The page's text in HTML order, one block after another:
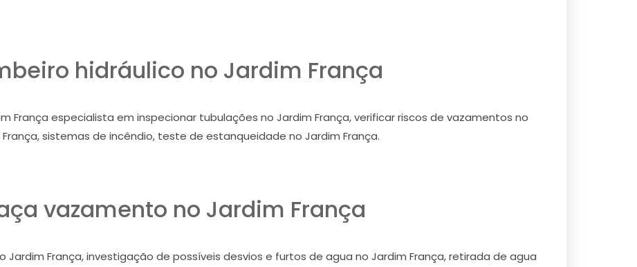
hidráulico no Jardim França
França especialista em inspecionar tubulações no Jardim França, verificar riscos de vazamentos no
sistemas de incêndio, teste de estanqueidade no Jardim França.
vazamento no Jardim França
Jardim França, investigação de possíveis desvios e furtos de agua no Jardim França, retirada de agua